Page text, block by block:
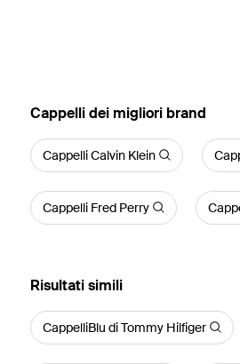
‪Cappelli‬ dei migliori brand
Cappelli Calvin Klein
Cappelli Fred Perry
Risultati simili
CappelliBlu di Tommy Hilfiger